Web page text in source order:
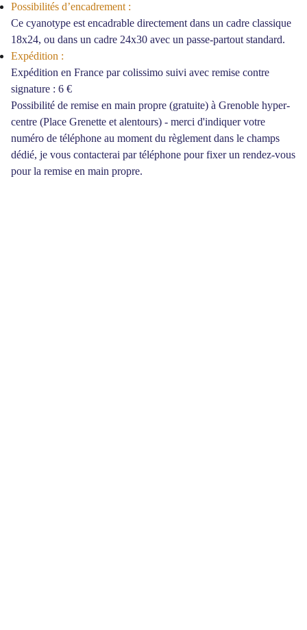
Possibilités d’encadrement :
Ce cyanotype est encadrable directement dans un cadre classique
18x24, ou dans un cadre 24x30 avec un passe-partout standard.
Expédition :
Expédition en France par colissimo suivi avec remise contre
signature : 6 €
Possibilité de remise en main propre (gratuite) à Grenoble hyper-
centre (Place Grenette et alentours) - merci d'indiquer votre
numéro de téléphone au moment du règlement dans le champs
dédié, je vous contacterai par téléphone pour fixer un rendez-vous
pour la remise en main propre.